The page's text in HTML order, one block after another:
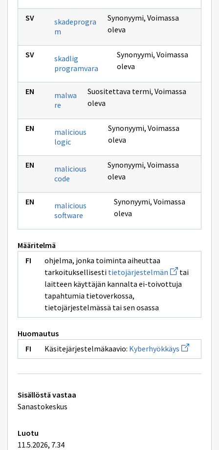
skadeprogra
m
Synonyymi, Voimassa
oleva
skadlig
programvara
Synonyymi,Voimassa
oleva
malwa
re
Suositettava termi, Voimassa
oleva
malicious
logic
Synonyymi,Voimassa
oleva
malicious
code
Synonyymi,Voimassa
oleva
malicious
software
Synonyymi,Voimassa
oleva
Määritelmä
ohjelma, jonka toiminta aiheuttaa
tarkoituksellisesti tietojärjestelmän Avaa
uuden
ikkunan
tai
laitteen käyttäjän kannalta ei-toivottuja
tapahtumia tietoverkossa,
tietojärjestelmässä tai sen osassa
Huomautus
Käsitejärjestelmäkaavio: Kyberhyökkäys Avaa
uuden
ikkunan
Tekniset
lisätiedot
Sisällöstä vastaa
Sanastokeskus
Luotu
11.5.2026, 7.34